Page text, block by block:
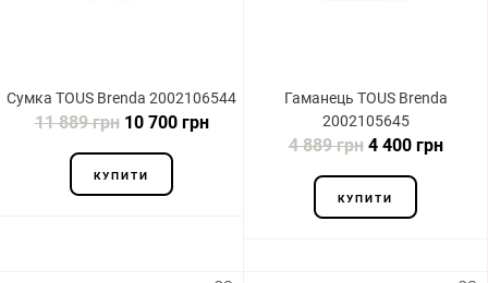
Сумка TOUS Brenda 2002106544
11 889 грн10 700 грн
КУПИТИ
Гаманець TOUS Brenda
2002105645
4 889 грн4 400 грн
КУПИТИ